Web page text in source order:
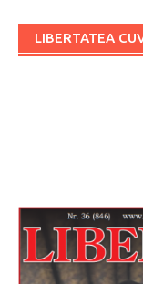
LIBERTATEA